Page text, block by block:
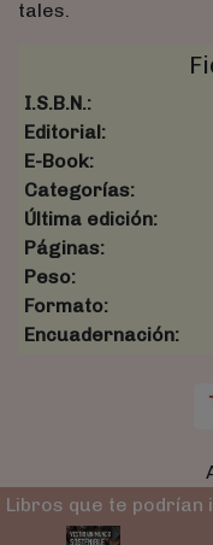
tales.
I.S.B.N.:
Editorial:
E-Book:
Categorías:
Última edición:
Páginas:
Peso:
Formato:
Encuadernación:
Libros que te podrían